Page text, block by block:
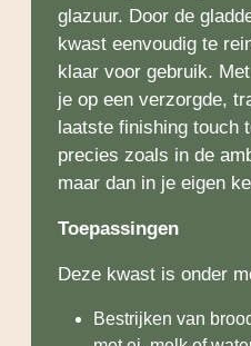
glazuur. Door de
kwast eenvoudig te
klaar voor gebruik.
je op een verzorgde,
laatste finishing touch
precies zoals in de
maar dan in je eigen
Toepassingen
Deze kwast is onder
Bestrijken van